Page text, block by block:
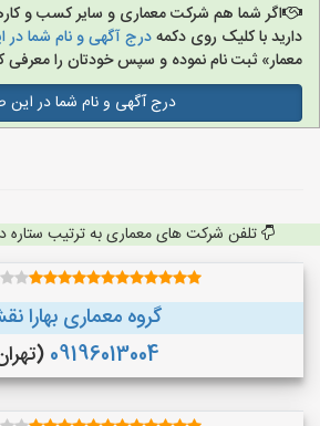
اگر شما هم شرکت معماری و سایر کسب و
دارید با کلیک روی دکمهدرج آگهی و نام شما
معمار» ثبت نام نموده و سپس خودتان را معرفی
درج آگهی و نام شما در
تلفن شرکت های معماری به ترتیب ستاره
گروه معماری بهارا
09196013004